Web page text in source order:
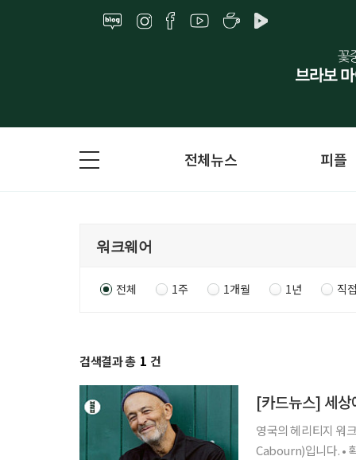
전체뉴스 피플
전체 1주 1개월 1년 직
검색결과 총 1 건
[카드뉴스] 세상
영국의 헤리티지 워
Cabourn)입니다. • 확고한 지지층을 가진 1949년생 현역 디자이너 • 딸 권유로 인스타그램